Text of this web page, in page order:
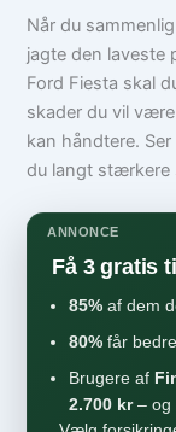
Når du
jagte den laveste
Ford Fiesta skal
skader du vil
kan håndtere.
du langt stærkere
ANNONCE
Få 3 gratis
85% af dem
80% får
Brugere af
2.700 kr– og